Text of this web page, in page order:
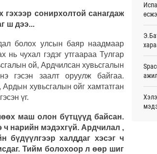
сонирхолтой санагдаж
ш дээ...
болох улсын баяр наадмаар
нь чухал гэдэг утгаараа Тулгар
ой, Ардчилсан хувьсгалын
гэсэн заалт оруулж байгаа.
хувьсгалын ойг хамтатган
үг.
маш олон бүтцүүд байсан.
нарийн мэдэхгүй. Ардчилал ,
бүдүүлгээр халддаг хэсэг ч
Тийм болохоор л өөр шиг
АНУ-